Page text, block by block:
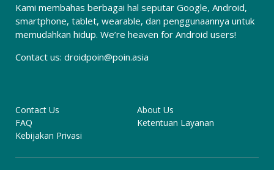
Kami membahas berbagai hal seputar Google, Android,
smartphone, tablet, wearable, dan penggunaannya untuk
memudahkan hidup. We’re heaven for Android users!
Contact us: droidpoin@poin.asia
Contact Us
About Us
FAQ
Ketentuan Layanan
Kebijakan Privasi